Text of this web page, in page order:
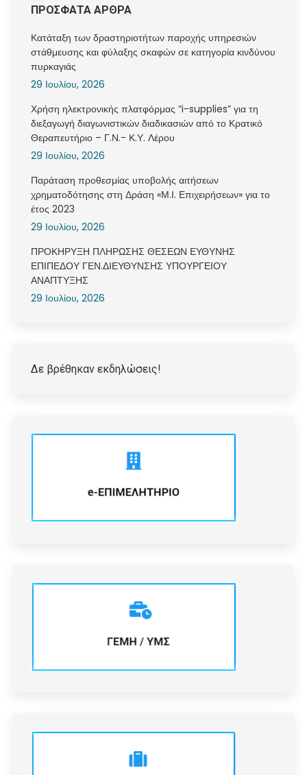
ΠΡΟΣΦΑΤΑ ΑΡΘΡΑ
Κατάταξη των δραστηριοτήτων παροχής υπηρεσιών
στάθμευσης και φύλαξης σκαφών σε κατηγορία κινδύνου
πυρκαγιάς
29 Ιουλίου, 2026
Χρήση ηλεκτρονικής πλατφόρμας “i-supplies” για τη
διεξαγωγή διαγωνιστικών διαδικασιών από το Κρατικό
Θεραπευτήριο – Γ.Ν.- Κ.Υ. Λέρου
29 Ιουλίου, 2026
Παράταση προθεσμίας υποβολής αιτήσεων
χρηματοδότησης στη Δράση «Μ.Ι. Επιχειρήσεων» για το
έτος 2023
29 Ιουλίου, 2026
ΠΡΟΚΗΡΥΞΗ ΠΛΗΡΩΣΗΣ ΘΕΣΕΩΝ ΕΥΘΥΝΗΣ
ΕΠΙΠΕΔΟΥ ΓΕΝ.ΔΙΕΥΘΥΝΣΗΣ ΥΠΟΥΡΓΕΙΟΥ
ΑΝΑΠΤΥΞΗΣ
29 Ιουλίου, 2026
Δε βρέθηκαν εκδηλώσεις!